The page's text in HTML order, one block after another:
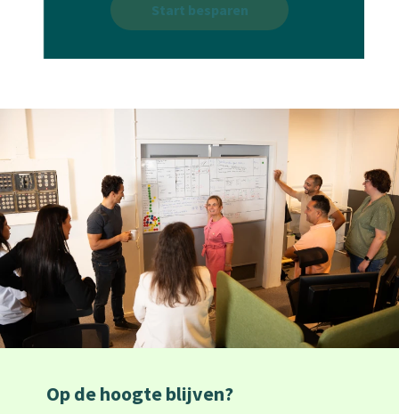
Start besparen
Op de hoogte blijven?